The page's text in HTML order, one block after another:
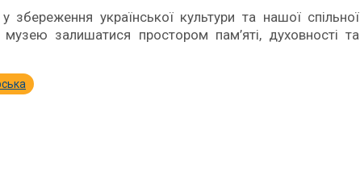
української культури та нашої спільної
залишатися простором пам’яті, духовності та